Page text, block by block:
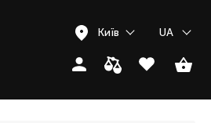
Київ UA